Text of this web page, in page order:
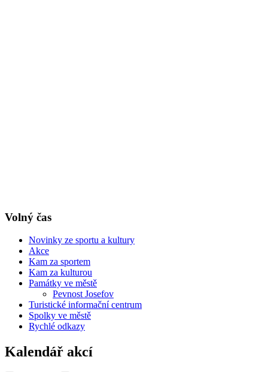
Volný čas
Novinky ze sportu a kultury
Akce
Kam za sportem
Kam za kulturou
Památky ve městě
Pevnost Josefov
Turistické informační centrum
Spolky ve městě
Rychlé odkazy
Kalendář akcí